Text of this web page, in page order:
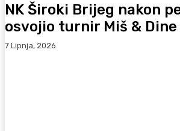
NK Široki Brijeg nakon
osvojio turnir Miš & Dine
7 Lipnja, 2026